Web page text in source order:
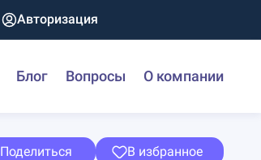
Авторизация
Блог Вопросы О компании
Поделиться В избранное